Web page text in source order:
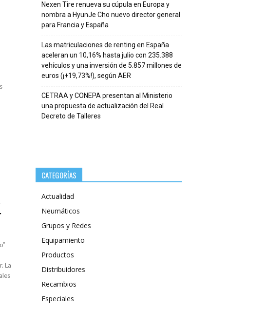
La
Nexen Tire renueva su cúpula en Europa y
nombra a HyunJe Cho nuevo director general
para Francia y España
Las matriculaciones de renting en España
aceleran un 10,16% hasta julio con 235.388
vehículos y una inversión de 5.857 millones de
euros (¡+19,73%!), según AER
CETRAA y CONEPA presentan al Ministerio
una propuesta de actualización del Real
Decreto de Talleres
CATEGORÍAS
Actualidad
Neumáticos
Grupos y Redes
Equipamiento
Productos
Distribuidores
Recambios
Especiales